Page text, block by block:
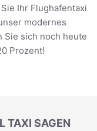
Ihr Flughafentaxi
modernes
Sie sich noch heute
Prozent!
TAXI SAGEN